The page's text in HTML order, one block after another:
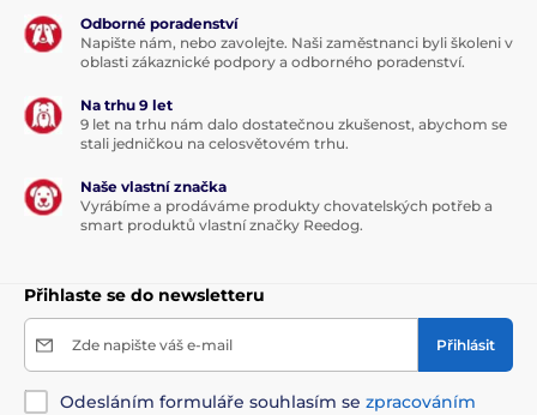
Odborné poradenství
Napište nám, nebo zavolejte. Naši zaměstnanci byli školeni v
oblasti zákaznické podpory a odborného poradenství.
Na trhu 9 let
9 let na trhu nám dalo dostatečnou zkušenost, abychom se
stali jedničkou na celosvětovém trhu.
Naše vlastní značka
Vyrábíme a prodáváme produkty chovatelských potřeb a
smart produktů vlastní značky Reedog.
Přihlaste se do newsletteru
Zde napište váš e-mail Přihlásit
Odesláním formuláře souhlasím se zpracováním